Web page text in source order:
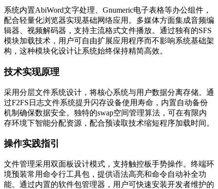
系统内置AbiWord文字处理、Gnumeric电子表格等办公组件，
配合轻量化浏览器实现基础网络应用。多媒体方面集成音频编
辑器、视频解码器，支持主流格式文件播放。通过独有的SFS
模块加载技术，用户可自由扩展应用程序而不影响系统基础架
构，这种模块化设计让系统始终保持精简高效。
技术实现原理
采用分层文件系统设计，将核心系统与用户数据分离存储。通
过F2FS日志文件系统提升闪存设备使用寿命，内置自动备份
机制确保数据安全。独特的swap空间管理算法，可在有限内
存环境下智能分配资源，配合预读取技术缩短程序加载时间。
操作实践指引
文件管理采用双面板设计模式，支持触控板手势操作。终端环
境预装常用命令行工具包，提供语法高亮和命令自动补全功
能。通过内置的软件包管理器，用户可快速安装开发者维护的